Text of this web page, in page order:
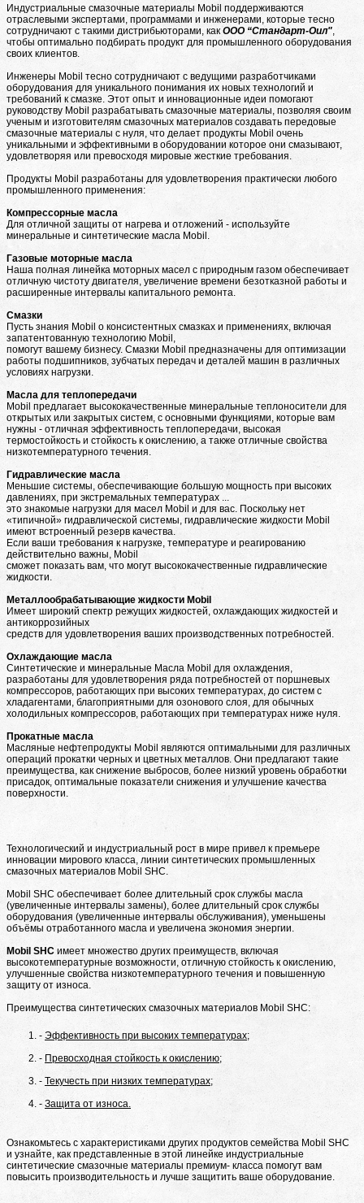
Индустриальные смазочные материалы Mobil поддерживаются
отраслевыми экспертами, программами и инженерами, которые тесно
сотрудничают с такими дистрибьюторами, как ООО “Стандарт-Оил",
чтобы оптимально подбирать продукт для промышленного оборудования
своих клиентов.
Инженеры Mobil тесно сотрудничают с ведущими разработчиками
оборудования для уникального понимания их новых технологий и
требований к смазке. Этот опыт и инновационные идеи помогают
руководству Mobil разрабатывать смазочные материалы, позволяя своим
ученым и изготовителям смазочных материалов создавать передовые
смазочные материалы с нуля, что делает продукты Mobil очень
уникальными и эффективными в оборудовании которое они смазывают,
удовлетворяя или превосходя мировые жесткие требования.
Продукты Mobil разработаны для удовлетворения практически любого
промышленного применения:
Компрессорные масла
Для отличной защиты от нагрева и отложений - используйте
минеральные и синтетические масла Mobil.
Газовые моторные масла
Наша полная линейка моторных масел с природным газом обеспечивает
отличную чистоту двигателя, увеличение времени безотказной работы и
расширенные интервалы капитального ремонта.
Смазки
Пусть знания Mobil о консистентных смазках и применениях, включая
запатентованную технологию Mobil,
помогут вашему бизнесу. Смазки Mobil предназначены для оптимизации
работы подшипников, зубчатых передач и деталей машин в различных
условиях нагрузки.
Масла для теплопередачи
Mobil предлагает высококачественные минеральные теплоносители для
открытых или закрытых систем, с основными функциями, которые вам
нужны - отличная эффективность теплопередачи, высокая
термостойкость и стойкость к окислению, а также отличные свойства
низкотемпературного течения.
Гидравлические масла
Меньшие системы, обеспечивающие большую мощность при высоких
давлениях, при экстремальных температурах ...
это знакомые нагрузки для масел Mobil и для вас. Поскольку нет
«типичной» гидравлической системы, гидравлические жидкости Mobil
имеют встроенный резерв качества.
Если ваши требования к нагрузке, температуре и реагированию
действительно важны, Mobil
сможет показать вам, что могут высококачественные гидравлические
жидкости.
Металлообрабатывающие жидкости Mobil
Имеет широкий спектр режущих жидкостей, охлаждающих жидкостей и
антикоррозийных
средств для удовлетворения ваших производственных потребностей.
Охлаждающие масла
Синтетические и минеральные Масла Mobil для охлаждения,
разработаны для удовлетворения ряда потребностей от поршневых
компрессоров, работающих при высоких температурах, до систем с
хладагентами, благоприятными для озонового слоя, для обычных
холодильных компрессоров, работающих при температурах ниже нуля.
Прокатные масла
Масляные нефтепродукты Mobil являются оптимальными для различных
операций прокатки черных и цветных металлов. Они предлагают такие
преимущества, как снижение выбросов, более низкий уровень обработки
присадок, оптимальные показатели снижения и улучшение качества
поверхности.
Технологический и индустриальный рост в мире привел к премьере
инновации мирового класса, линии синтетических промышленных
смазочных материалов Mobil SHC.
Mobil SHC обеспечивает более длительный срок службы масла
(увеличенные интервалы замены), более длительный срок службы
оборудования (увеличенные интервалы обслуживания), уменьшены
объёмы отработанного масла и увеличена экономия энергии.
Mobil SHC имеет множество других преимуществ, включая
высокотемпературные возможности, отличную стойкость к окислению,
улучшенные свойства низкотемпературного течения и повышенную
защиту от износа.
Преимущества синтетических смазочных материалов Mobil SHC:
Эффективность при высоких температурах;
Превосходная стойкость к окислению;
Текучесть при низких температурах;
Защита от износа.
Ознакомьтесь с характеристиками других продуктов семейства Mobil SHC
и узнайте, как представленные в этой линейке индустриальные
синтетические смазочные материалы премиум- класса помогут вам
повысить производительность и лучше защитить ваше оборудование.